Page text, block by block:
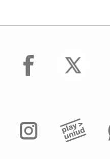
facebook